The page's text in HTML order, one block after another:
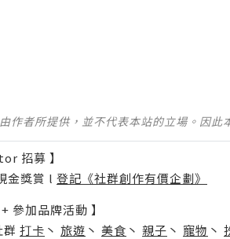
作者所提供，並不代表本站的立場。因
招募 】
金獎賞 l 登記《社群創作有價企劃》
參加品牌活動 】
打卡 丶 旅遊 丶 美食 丶 親子 丶 寵物 丶